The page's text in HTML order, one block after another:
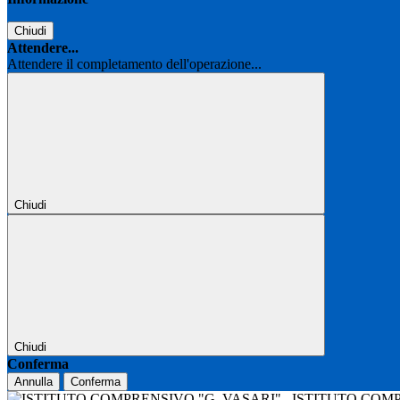
Chiudi
Attendere...
Attendere il completamento dell'operazione...
Chiudi
Chiudi
Conferma
Annulla Conferma